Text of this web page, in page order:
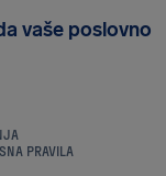
vaše poslovno
PRAVILA